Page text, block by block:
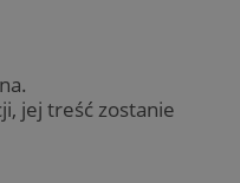
jej treść zostanie